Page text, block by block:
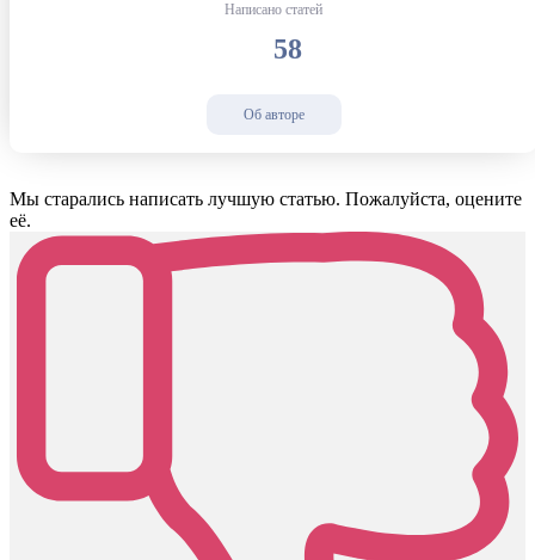
Написано статей
58
Об авторе
Мы старались написать лучшую статью. Пожалуйста, оцените
её.